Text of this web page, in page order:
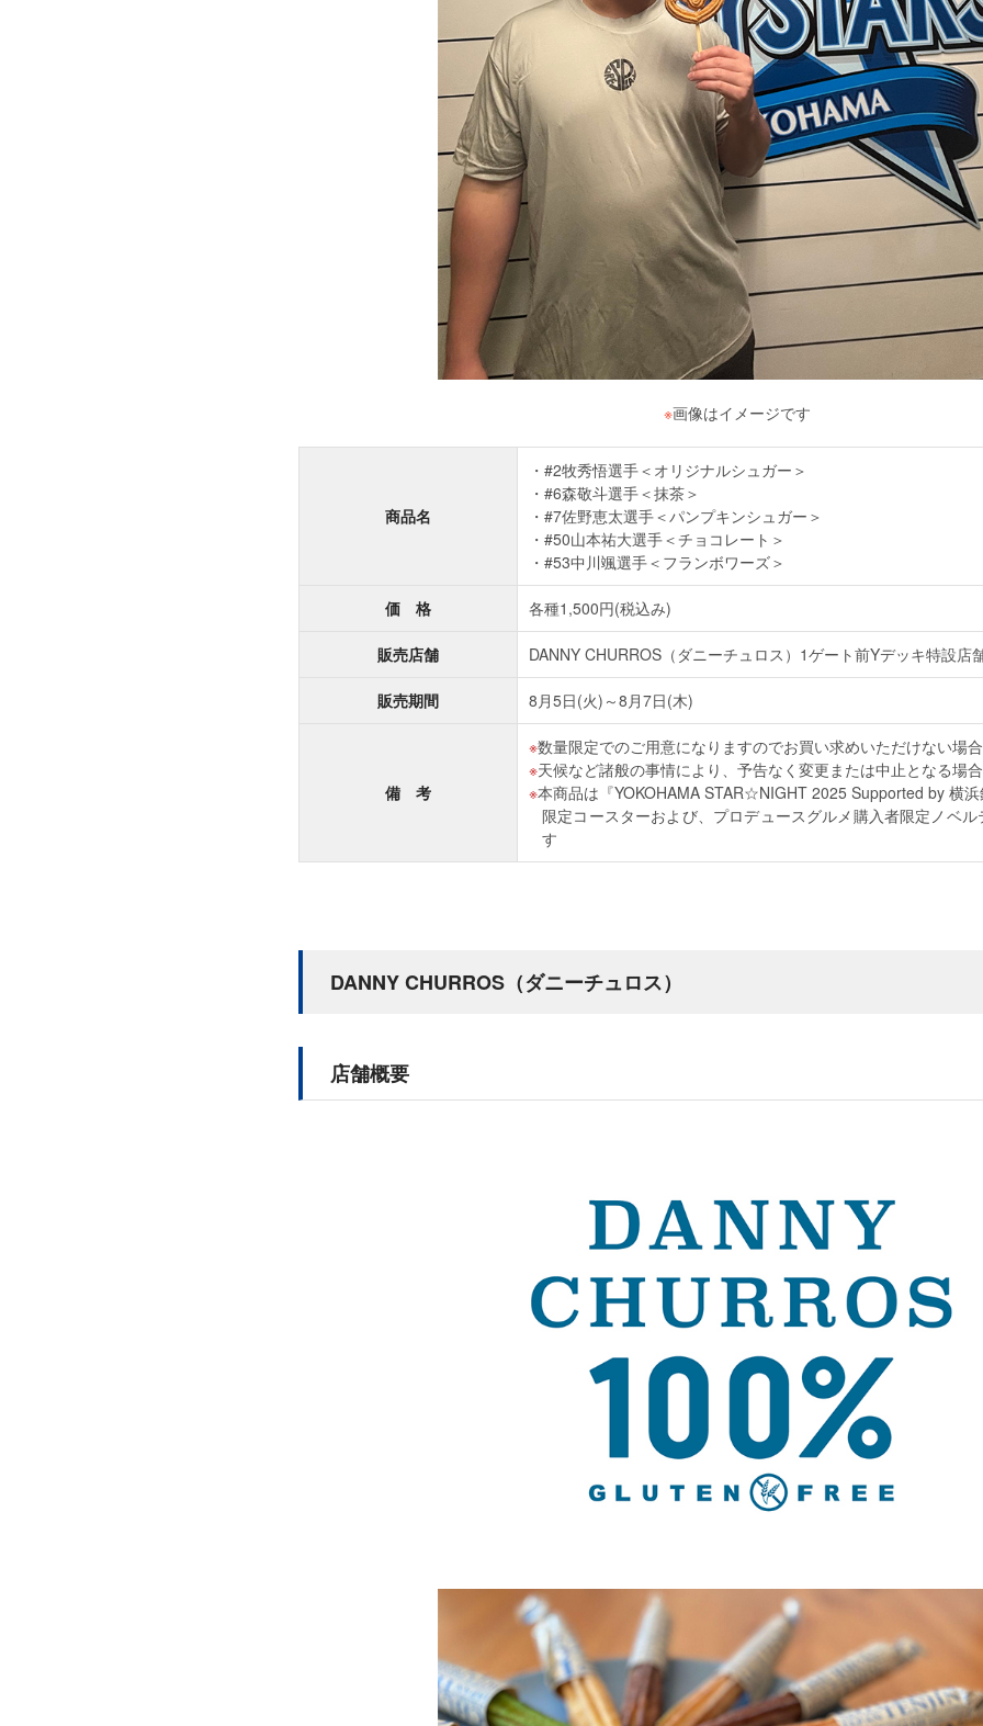
※画像はイメージです
商品名
#2牧秀悟選手＜オリジナルシュガー＞
#6森敬斗選手＜抹茶＞
#7佐野恵太選手＜パンプキンシュガー＞
#50山本祐大選手＜チョコレート＞
#53中川颯選手＜フランボワーズ＞
価 格 各種1,500円(税込み)
販売店舗 DANNY CHURROS（ダニーチュロス）1ゲート前Yデッキ特設店
販売期間 8月5日(火)～8月7日(木)
備 考
数量限定でのご用意になりますのでお買い求めいただけない場
天候など諸般の事情により、予告なく変更または中止となる場
本商品は『YOKOHAMA STAR☆NIGHT 2025 Supported by 横
限定コースターおよび、プロデュースグルメ購入者限定ノベ
す
DANNY CHURROS（ダニーチュロス）
店舗概要